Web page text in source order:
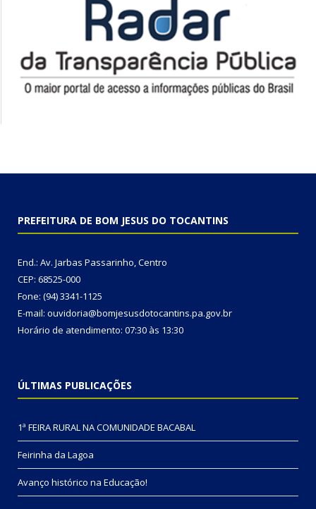
PREFEITURA DE BOM JESUS DO TOCANTINS
End.: Av. Jarbas Passarinho, Centro
CEP: 68525-000
Fone: (94) 3341-1125
E-mail: ouvidoria@bomjesusdotocantins.pa.gov.br
Horário de atendimento: 07:30 às 13:30
ÚLTIMAS PUBLICAÇÕES
1ª FEIRA RURAL NA COMUNIDADE BACABAL
Feirinha da Lagoa
Avanço histórico na Educação!